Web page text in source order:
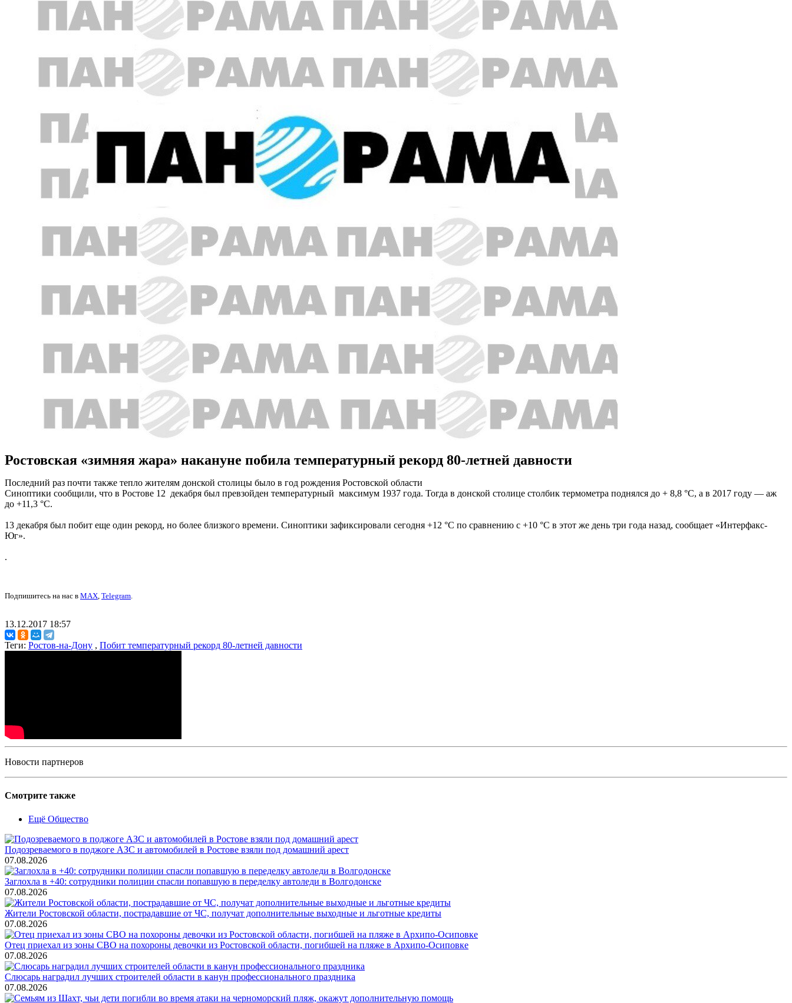
Ростовская «зимняя жара» накануне побила температурный рекорд 80-летней давности
Последний раз почти также тепло жителям донской столицы было в год рождения Ростовской области
Синоптики сообщили, что в Ростове 12 декабря был превзойден температурный максимум 1937 года. Тогда в донской столице столбик термометра поднялся до + 8,8 °С, а в 2017 году — аж
до +11,3 °С.
13 декабря был побит еще один рекорд, но более близкого времени. Синоптики зафиксировали сегодня +12 °С по сравнению с +10 °С в этот же день три года назад, сообщает «Интерфакс-
Юг».
.
Подпишитесь на нас в MAX, Telegram.
13.12.2017 18:57
Теги: Ростов-на-Дону , Побит температурный рекорд 80-летней давности
Новости партнеров
Смотрите также
Ещё Общество
Подозреваемого в поджоге АЗС и автомобилей в Ростове взяли под домашний арест
07.08.2026
Заглохла в +40: сотрудники полиции спасли попавшую в переделку автоледи в Волгодонске
07.08.2026
Жители Ростовской области, пострадавшие от ЧС, получат дополнительные выходные и льготные кредиты
07.08.2026
Отец приехал из зоны СВО на похороны девочки из Ростовской области, погибшей на пляже в Архипо-Осиповке
07.08.2026
Слюсарь наградил лучших строителей области в канун профессионального праздника
07.08.2026